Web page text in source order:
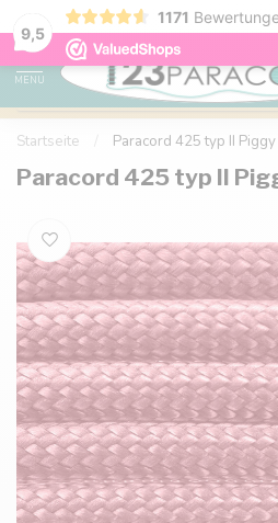
9,5
1171
Kostenlose Lieferung nach Hause
MENU
Startseite Paracord 425 typ II Piggy
Paracord 425 typ II